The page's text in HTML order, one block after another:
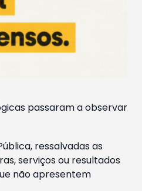
passaram a observar
ressalvadas as
serviços ou resultados
não apresentem